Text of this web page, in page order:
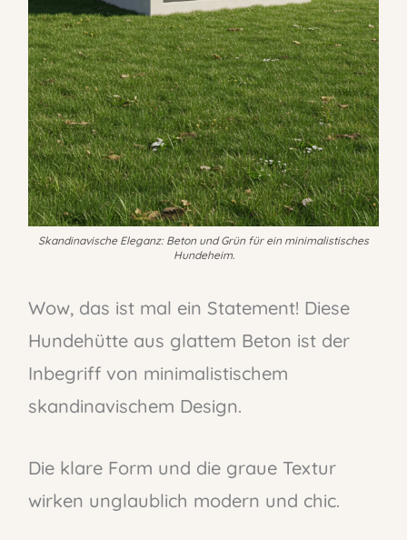
Skandinavische Eleganz: Beton und Grün für ein minimalistisches
Hundeheim.
Wow, das ist mal ein Statement! Diese
Hundehütte aus glattem Beton ist der
Inbegriff von minimalistischem
skandinavischem Design.
Die klare Form und die graue Textur
wirken unglaublich modern und chic.